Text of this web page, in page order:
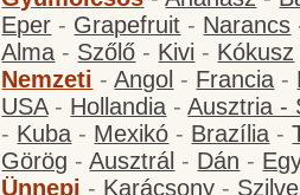
Eper - Grapefruit - Narancs
Alma - Szőlő - Kivi - Kókusz
Nemzeti -Angol - Francia -
USA- Hollandia -Ausztria -
- Kuba - Mexikó - Brazília -
Görög -Ausztrál - Dán -
Ünnepi - Karácsony -